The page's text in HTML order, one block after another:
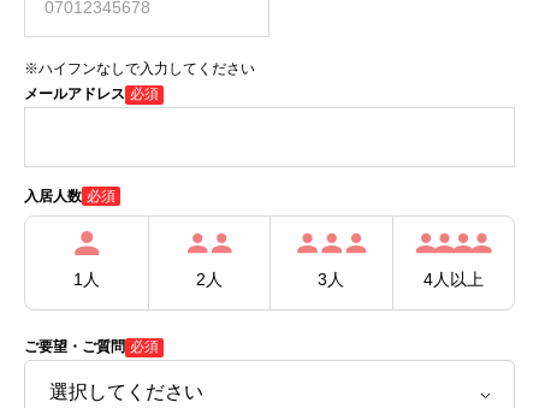
※ハイフンなしで入力してください
メールアドレス 必須
入居人数 必須
1人 2人 3人 4人以上
ご要望・ご質問 必須